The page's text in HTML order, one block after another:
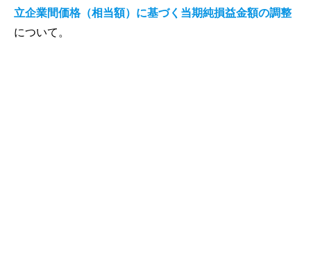
立企業間価格（相当額）に基づく当期純損益金額の調整
について。